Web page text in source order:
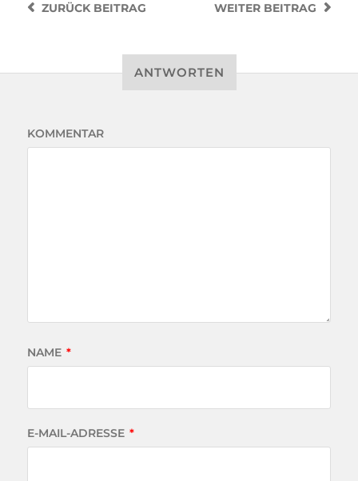
WEITER BEITRAG
ZURÜCKBEITRAG
ANTWORTEN
KOMMENTAR
NAME *
E-MAIL-ADRESSE *